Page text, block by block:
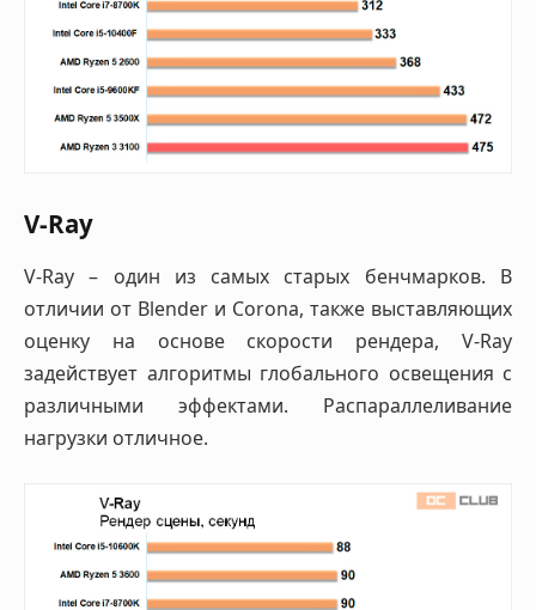
V-Ray
V-Ray – один из самых старых бенчмарков. В
отличии от Blender и Corona, также выставляющих
оценку на основе скорости рендера, V-Ray
задействует алгоритмы глобального освещения с
различными эффектами. Распараллеливание
нагрузки отличное.